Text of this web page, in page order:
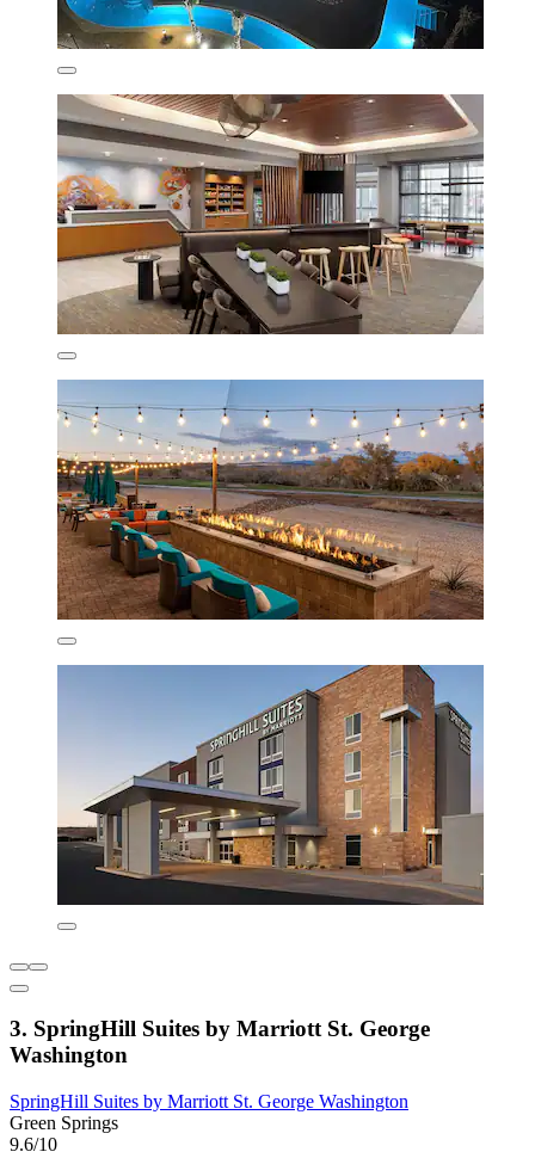
3. SpringHill Suites by Marriott St. George
Washington
SpringHill Suites by Marriott St. George Washington
Green Springs
9.6/10